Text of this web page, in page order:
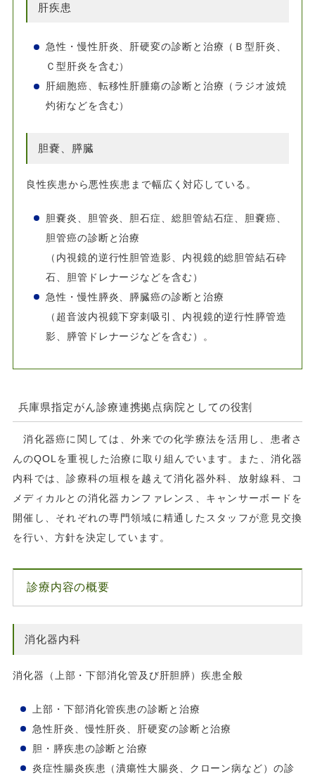
肝疾患
急性・慢性肝炎、肝硬変の診断と治療（Ｂ型肝炎、
Ｃ型肝炎を含む）
肝細胞癌、転移性肝腫瘍の診断と治療（ラジオ波焼
灼術などを含む）
胆嚢、膵臓
良性疾患から悪性疾患まで幅広く対応している。
胆嚢炎、胆管炎、胆石症、総胆管結石症、胆嚢癌、
胆管癌の診断と治療
（内視鏡的逆行性胆管造影、内視鏡的総胆管結石砕
石、胆管ドレナージなどを含む）
急性・慢性膵炎、膵臓癌の診断と治療
（超音波内視鏡下穿刺吸引、内視鏡的逆行性膵管造
影、膵管ドレナージなどを含む）。
兵庫県指定がん診療連携拠点病院としての役割
消化器癌に関しては、外来での化学療法を活用し、患者さ
んのQOLを重視した治療に取り組んでいます。また、消化器
内科では、診療科の垣根を越えて消化器外科、放射線科、コ
メディカルとの消化器カンファレンス、キャンサーボードを
開催し、それぞれの専門領域に精通したスタッフが意見交換
を行い、方針を決定しています。
診療内容の概要
消化器内科
消化器（上部・下部消化管及び肝胆膵）疾患全般
上部・下部消化管疾患の診断と治療
急性肝炎、慢性肝炎、肝硬変の診断と治療
胆・膵疾患の診断と治療
炎症性腸炎疾患（潰瘍性大腸炎、クローン病など）の診